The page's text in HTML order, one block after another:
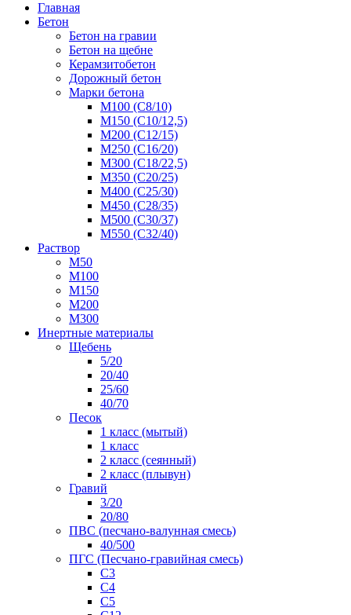
Главная
Бетон
Бетон на гравии
Бетон на щебне
Керамзитобетон
Дорожный бетон
Марки бетона
М100 (С8/10)
М150 (С10/12,5)
М200 (С12/15)
М250 (С16/20)
М300 (С18/22,5)
М350 (С20/25)
М400 (С25/30)
М450 (С28/35)
М500 (С30/37)
М550 (С32/40)
Раствор
М50
М100
М150
М200
М300
Инертные материалы
Щебень
5/20
20/40
25/60
40/70
Песок
1 класс (мытый)
1 класс
2 класс (сеянный)
2 класс (плывун)
Гравий
3/20
20/80
ПВС (песчано-валунная смесь)
40/500
ПГС (Песчано-гравийная смесь)
С3
С4
С5